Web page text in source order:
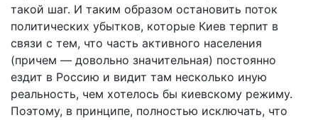
такой шаг. И таким образом остановить поток
политических убытков, которые Киев терпит в
связи с тем, что часть активного населения
(причем — довольно значительная) постоянно
ездит в Россию и видит там несколько иную
реальность, чем хотелось бы киевскому режиму.
Поэтому, в принципе, полностью исключать, что